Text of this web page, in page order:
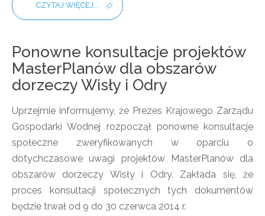
CZYTAJ WIĘCEJ...
Ponowne konsultacje projektów
MasterPlanów dla obszarów
dorzeczy Wisły i Odry
Uprzejmie informujemy, że Prezes Krajowego Zarządu
Gospodarki Wodnej rozpoczął ponowne konsultacje
społeczne zweryfikowanych w oparciu o
dotychczasowe uwagi projektów MasterPlanów dla
obszarów dorzeczy Wisły i Odry. Zakłada się, że
proces konsultacji społecznych tych dokumentów
będzie trwał od 9 do 30 czerwca 2014 r.